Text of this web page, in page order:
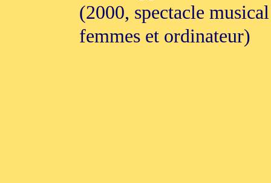
(2000, spectacle
femmes et ordinateur)